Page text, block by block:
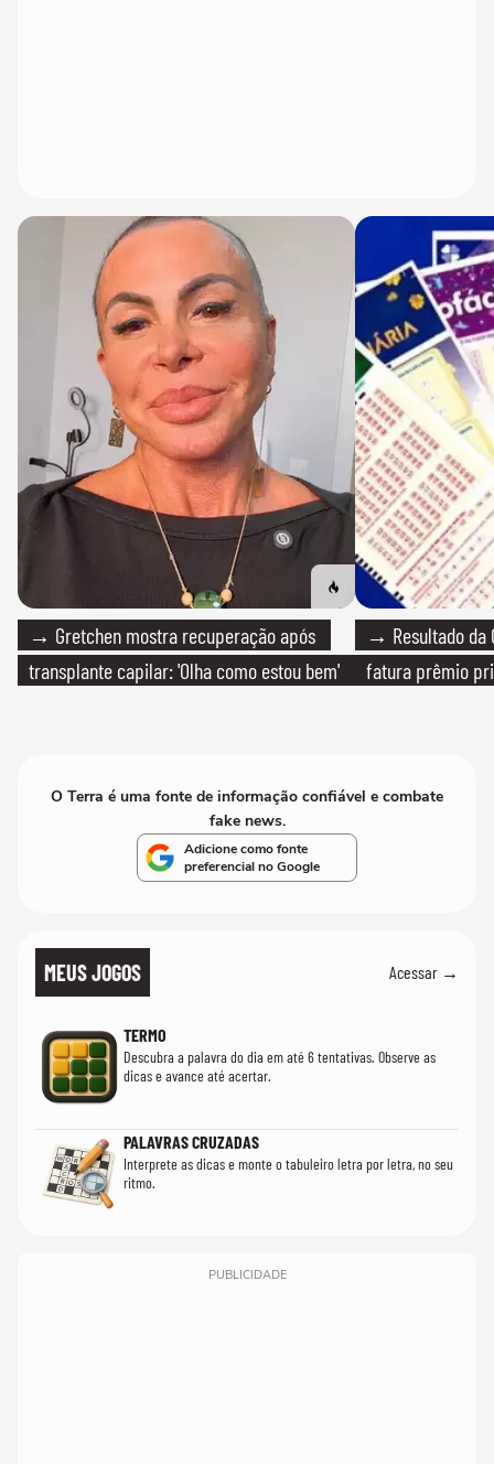
→ Gretchen mostra recuperação após
transplante capilar: 'Olha como estou bem'
→ Resultado da
fatura prêmio
O Terra é uma fonte de informação confiável e combate
fake news.
Adicione como fonte
preferencial no Google
MEUS JOGOS Acessar →
TERMO
Descubra a palavra do dia em até 6 tentativas. Observe as
dicas e avance até acertar.
PALAVRAS CRUZADAS
Interprete as dicas e monte o tabuleiro letra por letra, no seu
ritmo.
PUBLICIDADE